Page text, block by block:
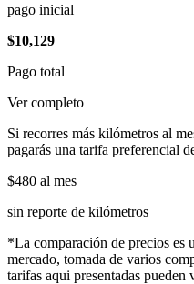
pago inicial
$10,129
Pago total
Ver completo
Si recorres más kilómetros al
pagarás una tarifa preferencial
$480 al mes
sin reporte de kilómetros
*La comparación de precios es
mercado, tomada de varios
tarifas aqui presentadas pueden